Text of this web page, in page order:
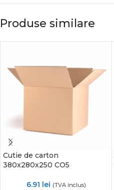
Produse similare
Cutie de carton
380x280x250 CO5
6.91 lei (TVA inclus)